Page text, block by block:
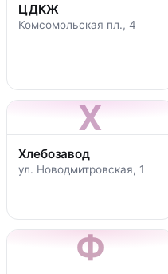
ЦДКЖ
Комсомольская пл., 4
Х
Хлебозавод
ул. Новодмитровская, 1
Ф